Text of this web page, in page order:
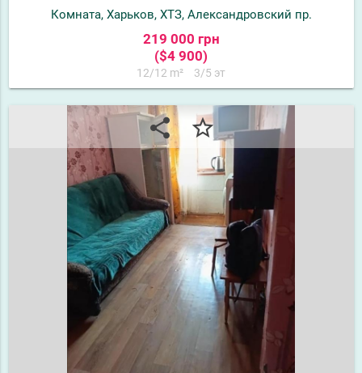
Комната, Харьков, ХТЗ, Александровский пр.
219 000 грн
($4 900)
12/12 m² 3/5 эт
share star_border